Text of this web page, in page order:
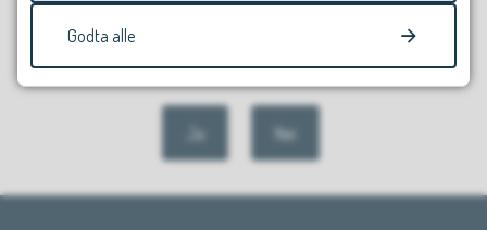
Fann du det du leitte etter?
Ja Nei
Godta alle